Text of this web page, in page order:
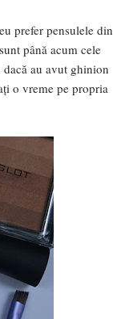
prefer pensulele din
până acum cele
au avut ghinion
o vreme pe propria